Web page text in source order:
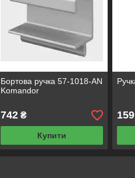
Бортова ручка 57-1018-AN
Komandor
742₴
Купити
159